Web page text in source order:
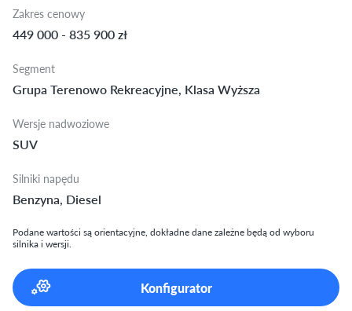
Zakres cenowy
449 000 - 835 900 zł
Segment
Grupa Terenowo Rekreacyjne, Klasa Wyższa
Wersje nadwoziowe
SUV
Silniki napędu
Benzyna, Diesel
Podane wartości są orientacyjne, dokładne dane zależne będą od wyboru
silnika i wersji.
Konfigurator